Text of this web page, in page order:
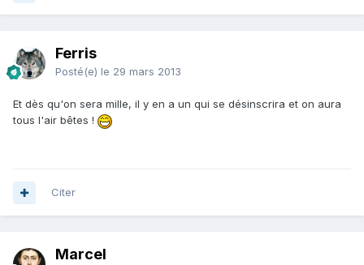
Ferris
Posté(e) le 29 mars 2013
Et dès qu'on sera mille, il y en a un qui se désinscrira et on aura
tous l'air bêtes !
Citer
Marcel